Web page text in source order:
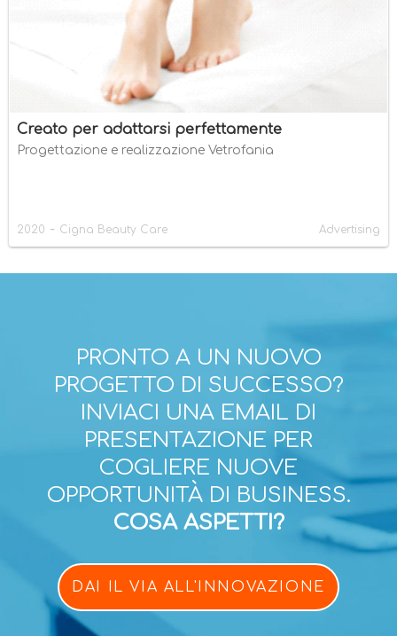
Creato per adattarsi perfettamente
Progettazione e realizzazione Vetrofania
2020 - Cigna Beauty Care Advertising
PRONTO A UN NUOVO
PROGETTO DI SUCCESSO?
INVIACI UNA EMAIL DI
PRESENTAZIONE PER
COGLIERE NUOVE
OPPORTUNITÀ DI BUSINESS.
COSA ASPETTI?
DAI IL VIA ALL'INNOVAZIONE